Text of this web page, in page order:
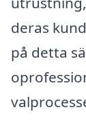
deras
på detta